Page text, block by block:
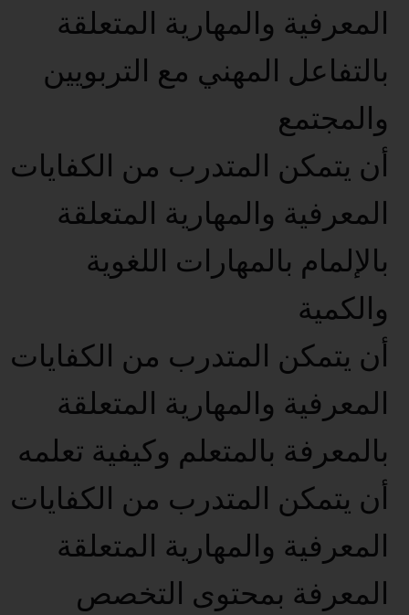
المعرفية والمهارية المتعلقة
بالتفاعل المهني مع التربويين
والمجتمع
أن يتمكن المتدرب من الكفايات
المعرفية والمهارية المتعلقة
بالإلمام بالمهارات اللغوية
والكمية
أن يتمكن المتدرب من الكفايات
المعرفية والمهارية المتعلقة
بالمعرفة بالمتعلم وكيفية تعلمه
أن يتمكن المتدرب من الكفايات
المعرفية والمهارية المتعلقة
المعرفة بمحتوى التخصص